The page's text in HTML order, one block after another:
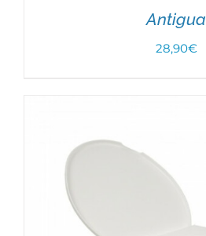
Antigua
28,90€